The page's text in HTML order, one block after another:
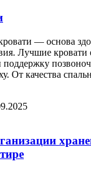
— основа
Лучшие кровати
От качества